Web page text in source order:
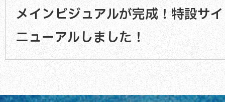
メインビジュアルが完成！特設サ
ニューアルしました！